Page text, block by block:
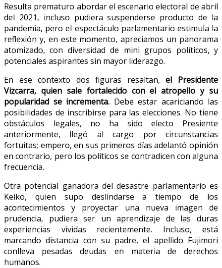
Resulta prematuro abordar el escenario electoral de abril
del 2021, incluso pudiera suspenderse producto de la
pandemia, pero el espectáculo parlamentario estimula la
reflexión y, en este momento, apreciamos un panorama
atomizado, con diversidad de mini grupos políticos, y
potenciales aspirantes sin mayor liderazgo.
En ese contexto dos figuras resaltan, el Presidente
Vizcarra, quien sale fortalecido con el atropello y su
popularidad se incrementa. Debe estar acariciando las
posibilidades de inscribirse para las elecciones. No tiene
obstáculos legales, no ha sido electo Presiente
anteriormente, llegó al cargo por circunstancias
fortuitas; empero, en sus primeros días adelantó opinión
en contrario, pero los políticos se contradicen con alguna
frecuencia.
Otra potencial ganadora del desastre parlamentario es
Keiko, quien supo deslindarse a tiempo de los
acontecimientos y proyectar una nueva imagen de
prudencia, pudiera ser un aprendizaje de las duras
experiencias vividas recientemente. Incluso, está
marcando distancia con su padre, el apellido Fujimori
conlleva pesadas deudas en materia de derechos
humanos.